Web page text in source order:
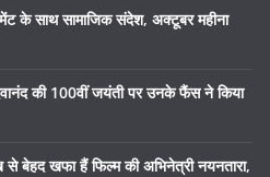
के साथ सामाजिक संदेश, अक्टूबर महीना
की 100वीं जयंती पर उनके फैंस ने किया
बेहद खफा हैं फिल्म की अभिनेत्री नयनतारा,